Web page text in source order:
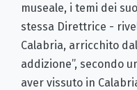
museale, i temi dei
stessa Direttrice -
Calabria, arricchito
addizione”, secondo
aver vissuto in